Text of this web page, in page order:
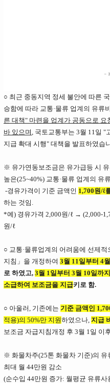
○ 최근 중동지역 정세 불안에 따른
승함에 따라 교통·물류 업계의 유류
른 대책" 마련을 업계가 공동으로
바 있으며 , 국토교통부는 3월 11일
지급 확대 시행" 대책을 발표하였습
※ 유가연동보조금은 유가급등 시
높은(25~40%) 교통·물류 업계의 유
-경유가격이 기준 금액인 1,700원/ℓ
하는 것임.
*예) 경유가격 2,000원/ℓ → (2,000-
원/ℓ
○ 교통·물류업계의 어려움에 선제
지침」을 개정하여 3월 11일부터 4
로 하였고, 3월 1일부터 3월 10일까
소급하여 보조금을 지급키로 함.
○ 아울러, 기존에는 기준 금액인
적용)의 50%만 지원하였으나, 지급
보조금 자급지침개정 후 3월 1일 이
※ 화물차주(25톤 화물차 기준)의
최대 월 44만원 감소
(순수입 44만원 증가: 월평균 유류사